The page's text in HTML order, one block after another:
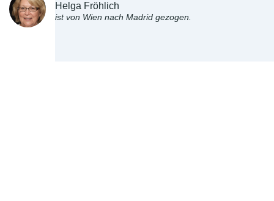
Helga Fröhlich
ist von Wien nach Madrid gezogen.